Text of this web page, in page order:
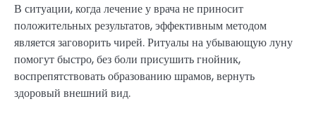
В ситуации, когда лечение у врача не приносит
положительных результатов, эффективным методом
является заговорить чирей. Ритуалы на убывающую луну
помогут быстро, без боли присушить гнойник,
воспрепятствовать образованию шрамов, вернуть
здоровый внешний вид.